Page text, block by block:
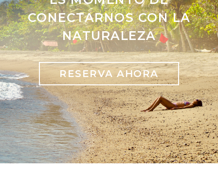
CONECTARNOS CON LA
NATURALEZA
RESERVA AHORA